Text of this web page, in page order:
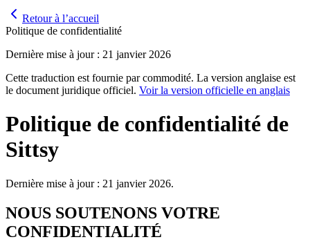
Retour à l’accueil
Politique de confidentialité
Dernière mise à jour : 21 janvier 2026
Cette traduction est fournie par commodité. La version anglaise est
le document juridique officiel. Voir la version officielle en anglais
Politique de confidentialité de
Sittsy
Dernière mise à jour : 21 janvier 2026.
NOUS SOUTENONS VOTRE
CONFIDENTIALITÉ